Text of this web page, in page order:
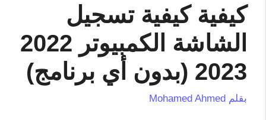
كيفية كيفية تسجيل
الشاشة الكمبيوتر 2022
2023 (بدون أي برنامج)
بقلم Mohamed Ahmed